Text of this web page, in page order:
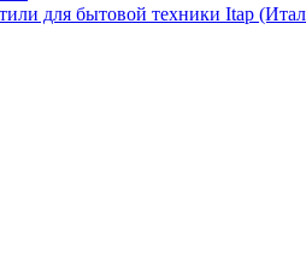
для бытовой техники Itap